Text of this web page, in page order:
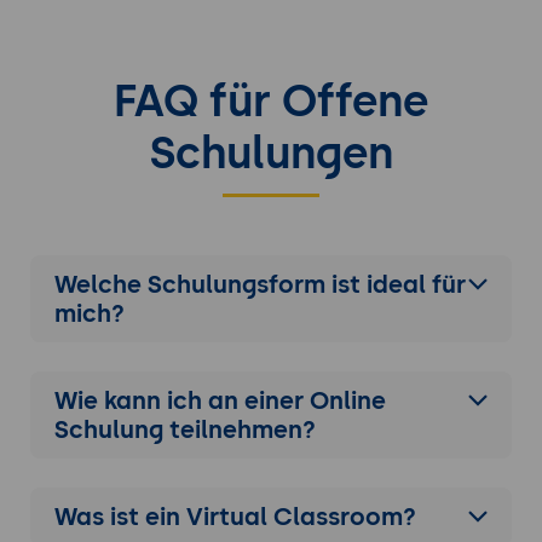
Modelltraining, Retrieval-Tasks.
Erweiterte Scripting-Techniken:
Fehlerbehandlung, Debugging,
Performance-Optimierung.
Überwachung und Fehlersuche
Überwachung und Analyse der
Protokollierung und Fehlersuche:
Methoden zur Fehleranalyse und -
Durchführung von Tests, Analyse der
FAQ für Offene
Schulungen
Welche Schulungsform ist ideal für
mich?
Wie kann ich an einer Online
Schulung teilnehmen?
Was ist ein Virtual Classroom?